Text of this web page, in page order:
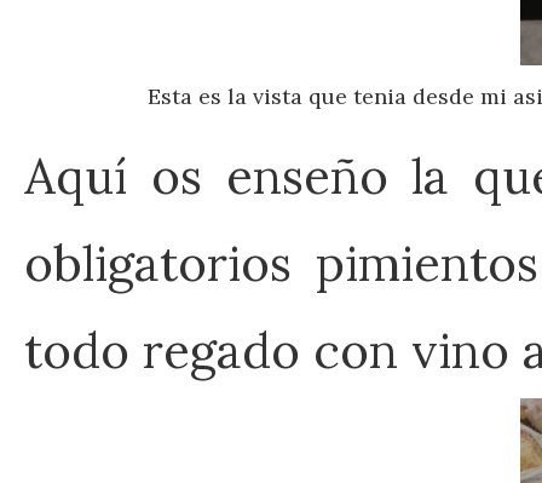
Esta es la vista que tenia desde mi
Aquí os enseño la
obligatorios
todo regado con vino